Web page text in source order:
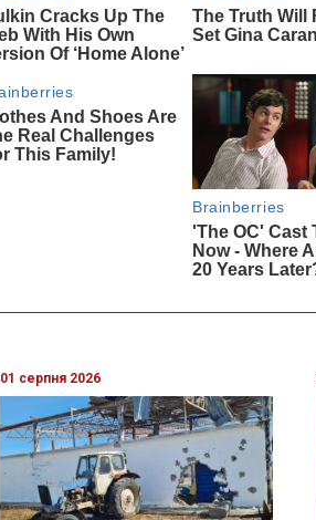
01 серпня 2026